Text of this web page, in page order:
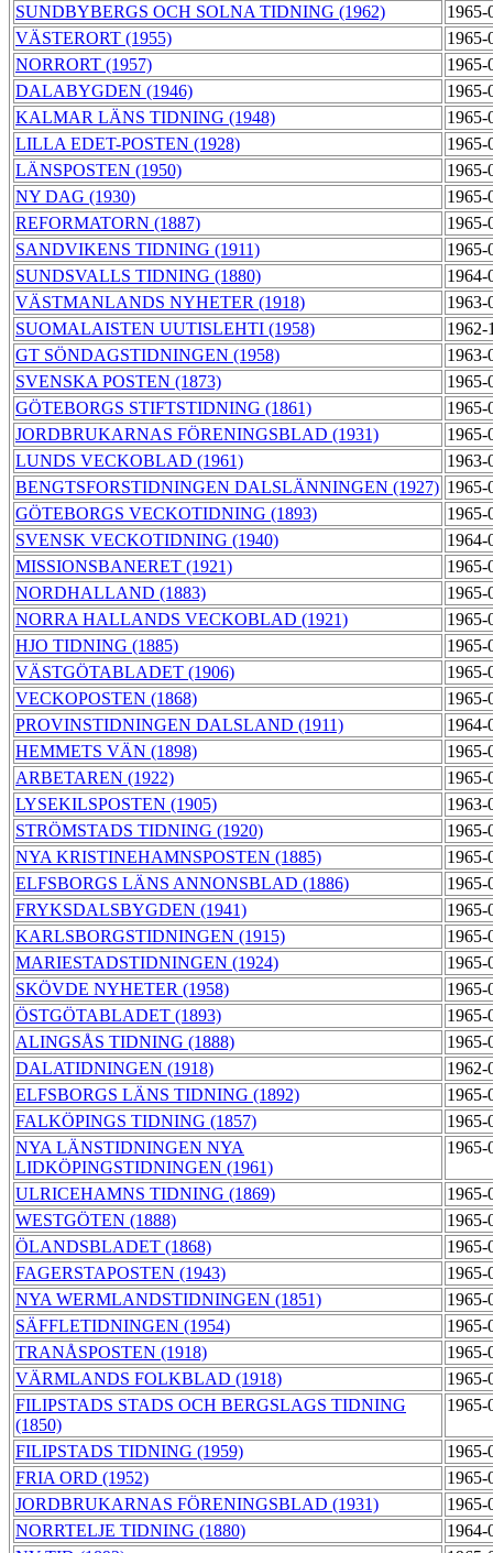
SUNDBYBERGS OCH SOLNA TIDNING (1962)
VÄSTERORT (1955)
NORRORT (1957)
DALABYGDEN (1946)
KALMAR LÄNS TIDNING (1948)
LILLA EDET-POSTEN (1928)
LÄNSPOSTEN (1950)
NY DAG (1930)
REFORMATORN (1887)
SANDVIKENS TIDNING (1911)
SUNDSVALLS TIDNING (1880)
VÄSTMANLANDS NYHETER (1918)
SUOMALAISTEN UUTISLEHTI (1958)
GT SÖNDAGSTIDNINGEN (1958)
SVENSKA POSTEN (1873)
GÖTEBORGS STIFTSTIDNING (1861)
JORDBRUKARNAS FÖRENINGSBLAD (1931)
LUNDS VECKOBLAD (1961)
BENGTSFORSTIDNINGEN DALSLÄNNINGEN (1927)
GÖTEBORGS VECKOTIDNING (1893)
SVENSK VECKOTIDNING (1940)
MISSIONSBANERET (1921)
NORDHALLAND (1883)
NORRA HALLANDS VECKOBLAD (1921)
HJO TIDNING (1885)
VÄSTGÖTABLADET (1906)
VECKOPOSTEN (1868)
PROVINSTIDNINGEN DALSLAND (1911)
HEMMETS VÄN (1898)
ARBETAREN (1922)
LYSEKILSPOSTEN (1905)
STRÖMSTADS TIDNING (1920)
NYA KRISTINEHAMNSPOSTEN (1885)
ELFSBORGS LÄNS ANNONSBLAD (1886)
FRYKSDALSBYGDEN (1941)
KARLSBORGSTIDNINGEN (1915)
MARIESTADSTIDNINGEN (1924)
SKÖVDE NYHETER (1958)
ÖSTGÖTABLADET (1893)
ALINGSÅS TIDNING (1888)
DALATIDNINGEN (1918)
ELFSBORGS LÄNS TIDNING (1892)
FALKÖPINGS TIDNING (1857)
NYA LÄNSTIDNINGEN NYA
LIDKÖPINGSTIDNINGEN (1961)
ULRICEHAMNS TIDNING (1869)
WESTGÖTEN (1888)
ÖLANDSBLADET (1868)
FAGERSTAPOSTEN (1943)
NYA WERMLANDSTIDNINGEN (1851)
SÄFFLETIDNINGEN (1954)
TRANÅSPOSTEN (1918)
VÄRMLANDS FOLKBLAD (1918)
FILIPSTADS STADS OCH BERGSLAGS TIDNING
(1850)
FILIPSTADS TIDNING (1959)
FRIA ORD (1952)
JORDBRUKARNAS FÖRENINGSBLAD (1931)
NORRTELJE TIDNING (1880)